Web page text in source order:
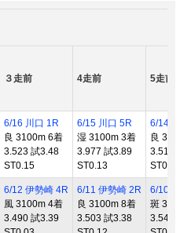
３走前 4走前 5走前
6/16 川口 1R
良 3100m 6着
3.523 試3.48
ST0.15
6/15 川口 5R
湿 3100m 3着
3.977 試3.89
ST0.13
6/14 川
良
3.510 試
ST0.13
6/12 伊勢崎 4R
風 3100m 4着
3.490 試3.39
6/11 伊勢崎 2R
良 3100m 8着
3.503 試3.38
6/10 伊
斑
3.545 試